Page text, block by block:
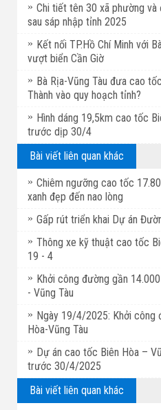
Chi tiết tên 30 xã phường và
sau sáp nhập tỉnh 2025
Kết nối TP.Hồ Chí Minh với
vượt biển Cần Giờ
Bà Rịa-Vũng Tàu đưa cao
Thành vào quy hoạch tỉnh?
Hình dáng 19,5km cao tốc
trước dịp 30/4
Bài viết liên quan khác
Chiêm ngưỡng cao tốc
xanh đẹp đến nao lòng
Gấp rút triển khai Dự án
Thông xe kỹ thuật cao tốc
19 - 4
Khởi công đường gần
- Vũng Tàu
Ngày 19/4/2025: Khởi công
Hòa-Vũng Tàu
Dự án cao tốc Biên Hòa –
trước 30/4/2025
Bài viết liên quan khác